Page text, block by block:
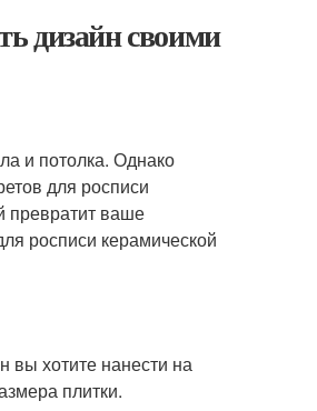
дизайн своими
и потолка. Однако
для росписи
превратит ваше
росписи керамической
вы хотите нанести на
плитки.